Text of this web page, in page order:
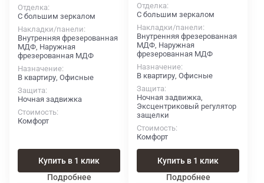
Отделка
С большим зеркалом
Накладки/панели
Внутренняя фрезерованная
МДФ, Наружная
фрезерованная МДФ
Назначение
В квартиру, Офисные
Защита
Ночная задвижка
Стоимость
Комфорт
Купить в 1 клик
Подробнее
Отделка
С большим зеркалом
Накладки/панели
Внутренняя фрезерованная
МДФ, Наружная
фрезерованная МДФ
Назначение
В квартиру, Офисные
Защита
Ночная задвижка,
Эксцентриковый регулятор
защелки
Стоимость
Комфорт
Купить в 1 клик
Подробнее